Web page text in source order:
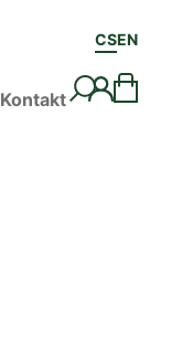
Kontakt
CSEN